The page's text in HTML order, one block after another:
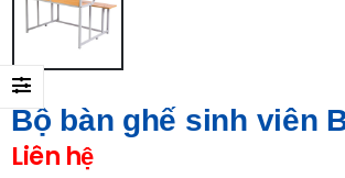
Bộ bàn ghế sinh viên
Liên hệ